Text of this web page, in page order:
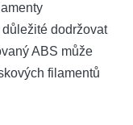
dodržovat
ABS může
filamentů